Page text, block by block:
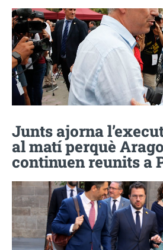
Junts ajorna
al matí perquè
continuen reunits a